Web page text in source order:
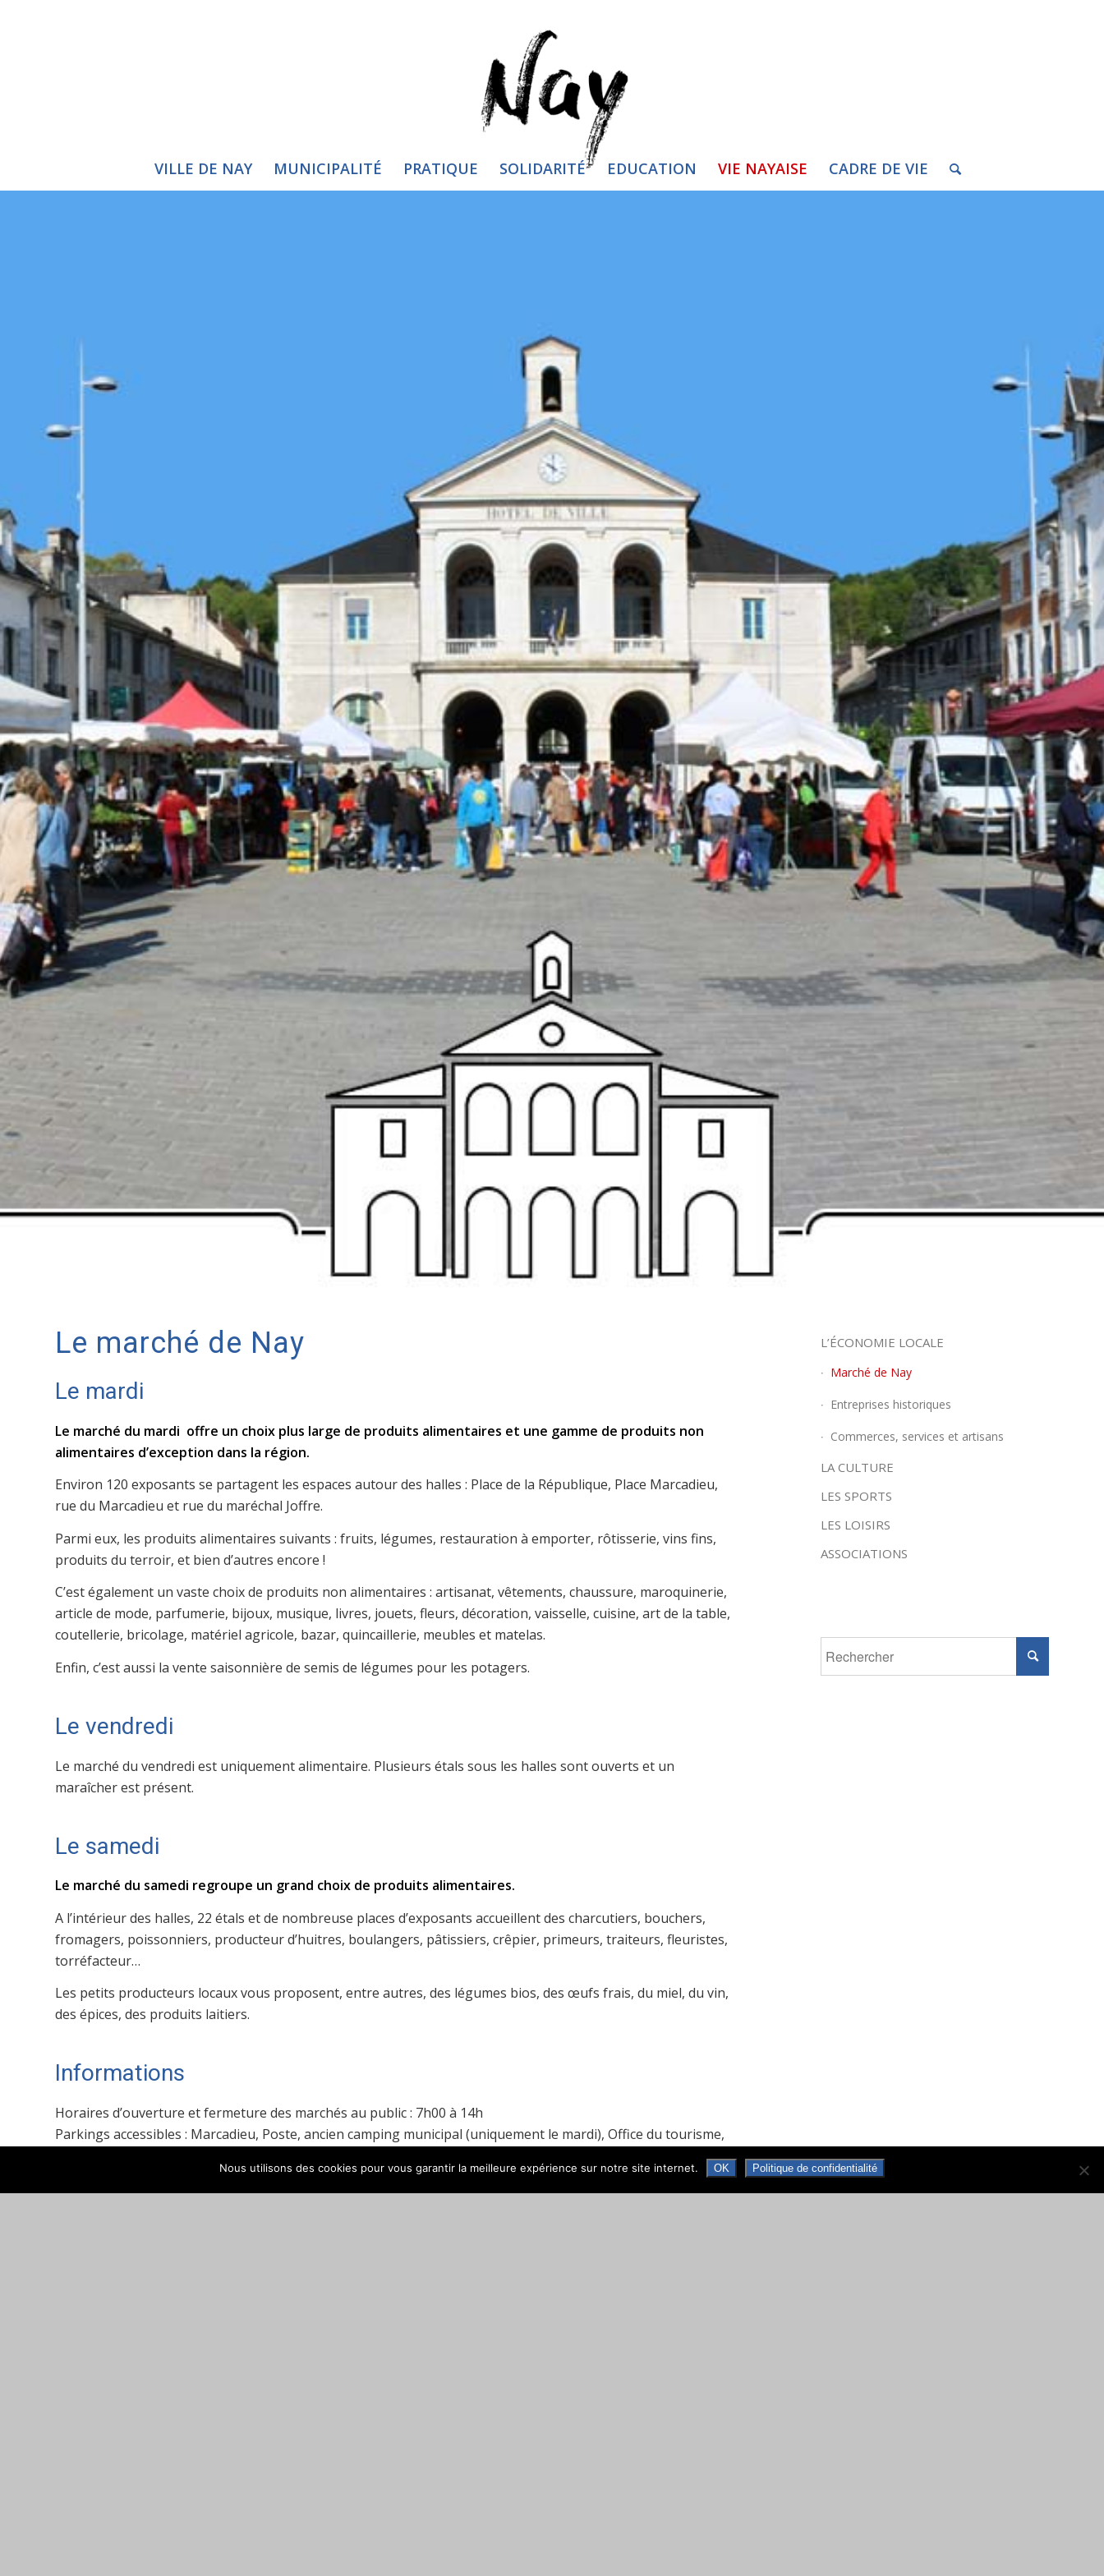
VILLE DE NAY MUNICIPALITÉ PRATIQUE SOLIDARITÉ EDUCATION VIE NAYAISE CADRE DE VIE
Le marché de Nay
Le mardi
Le marché du mardi offre un choix plus large de produits alimentaires et une gamme de produits non
alimentaires d’exception dans la région.
Environ 120 exposants se partagent les espaces autour des halles : Place de la République, Place Marcadieu,
rue du Marcadieu et rue du maréchal Joffre.
Parmi eux, les produits alimentaires suivants : fruits, légumes, restauration à emporter, rôtisserie, vins fins,
produits du terroir, et bien d’autres encore !
C’est également un vaste choix de produits non alimentaires : artisanat, vêtements, chaussure, maroquinerie,
article de mode, parfumerie, bijoux, musique, livres, jouets, fleurs, décoration, vaisselle, cuisine, art de la table,
coutellerie, bricolage, matériel agricole, bazar, quincaillerie‎, meubles et matelas.
Enfin, c’est aussi la vente saisonnière de semis de légumes pour les potagers.
Le vendredi
Le marché du vendredi est uniquement alimentaire. Plusieurs étals sous les halles sont ouverts et un
maraîcher est présent.
Le samedi
Le marché du samedi regroupe un grand choix de produits alimentaires.
A l’intérieur des halles, 22 étals et de nombreuse places d’exposants accueillent des charcutiers, bouchers,
fromagers, poissonniers, producteur d’huitres, boulangers, pâtissiers, crêpier, primeurs, traiteurs, fleuristes,
torréfacteur…
Les petits producteurs locaux vous proposent, entre autres, des légumes bios, des œufs frais, du miel, du vin,
des épices, des produits laitiers.
Informations
Horaires d’ouverture et fermeture des marchés au public : 7h00 à 14h
Parkings accessibles : Marcadieu, Poste, ancien camping municipal (uniquement le mardi), Office du tourisme,
rotation toutes les 10 minutes de 8h à 12h30).
L’ÉCONOMIE LOCALE
Marché de Nay
Entreprises historiques
Commerces, services et artisans
LA CULTURE
LES SPORTS
LES LOISIRS
ASSOCIATIONS
Nous utilisons des cookies pour vous garantir la meilleure expérience sur notre site internet. OK Politique de confidentialité